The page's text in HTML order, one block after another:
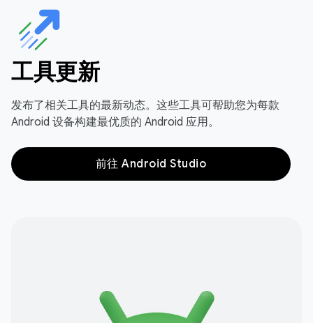
工具更新
发布了相关工具的最新动态。这些工具可帮助您为每款
Android 设备构建最优质的 Android 应用。
前往 Android Studio